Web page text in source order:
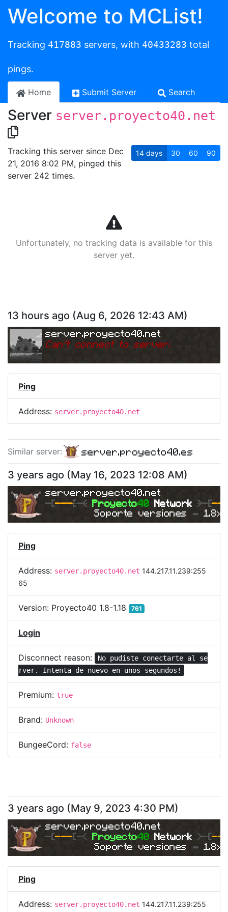
Welcome to MCList!
Tracking 417883 servers, with 40433283 total
pings.
Home Submit Server Search
Server server.proyecto40.net
Tracking this server since Dec
21, 2016 8:02 PM, pinged this
server 242 times.
14 days 30 60 90
Unfortunately, no tracking data is available for this
server yet.
13 hours ago (Aug 6, 2026 12:43 AM)
server.proyecto40.net
Can't connect to server.
Ping
Address: server.proyecto40.net
Similar server:
server.proyecto40.es
3 years ago (May 16, 2023 12:08 AM)
server.proyecto40.net
-[---[-< Proyecto40 Network >-[
Soporte versiones ➥ 1.8x
Ping
Address: server.proyecto40.net 144.217.11.239:255
65
Version: Proyecto40 1.8-1.18 761
Login
Disconnect reason:
No pudiste conectarte al se
rver. Intenta de nuevo en unos segundos!
Premium: true
Brand: Unknown
BungeeCord: false
3 years ago (May 9, 2023 4:30 PM)
server.proyecto40.net
-[---[-< Proyecto40 Network >-[
Soporte versiones ➥ 1.8x
Ping
Address: server.proyecto40.net 144.217.11.239:255